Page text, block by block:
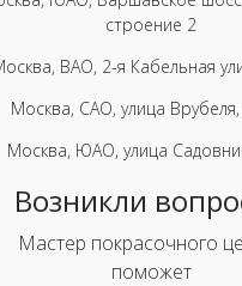
строение 2
ВАО, 2-я Кабельная
Москва, САО, улица
Москва, ЮАО, улица
Возникли
Мастер покрасочного
поможет